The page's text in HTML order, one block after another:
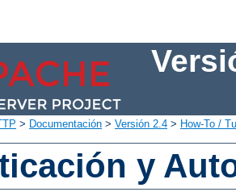
> Documentación > Versión 2.4 > How-To /
y